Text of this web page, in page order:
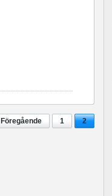
Föregående 1 2